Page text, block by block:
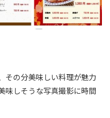
その分美味しい料理が魅力
味しそうな写真撮影に時間